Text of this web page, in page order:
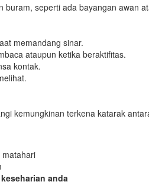
buram, seperti ada bayangan awan
memandang sinar.
ataupun ketika beraktifitas.
kontak.
kemungkinan terkena katarak
anda